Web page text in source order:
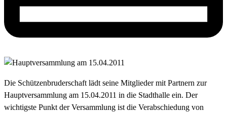
Die Schützenbruderschaft lädt seine Mitglieder mit Partnern zur
Hauptversammlung am 15.04.2011 in die Stadthalle ein. Der
wichtigste Punkt der Versammlung ist die Verabschiedung von